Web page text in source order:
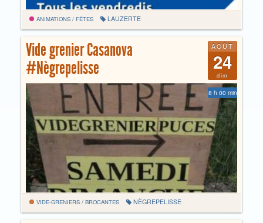
ANIMATIONS / FÊTES LAUZERTE
AOÛT
24
dim
Vide grenier Casanova
#Nègrepelisse
8 h 00 min
VIDE-GRENIERS / BROCANTES NÈGREPELISSE